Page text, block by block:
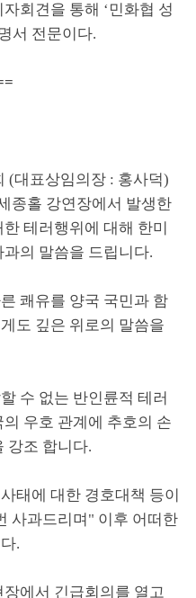
회견을 통해 ‘ 민화협 성
서 전문이다.
(대표상임의장 : 홍사덕)
종홀 강연장에서 발생한
테러행위에 대해 한미
의 말씀을 드립니다.
쾌유를 양국 국민과 함
도 깊은 위로의 말씀을
수 없는 반인륜적 테러
우호 관계에 추호의 손
강조 합니다.
태에 대한 경호대책 등이
사과드리며 " 이후 어떠한
.
에서 긴급회의를 열고